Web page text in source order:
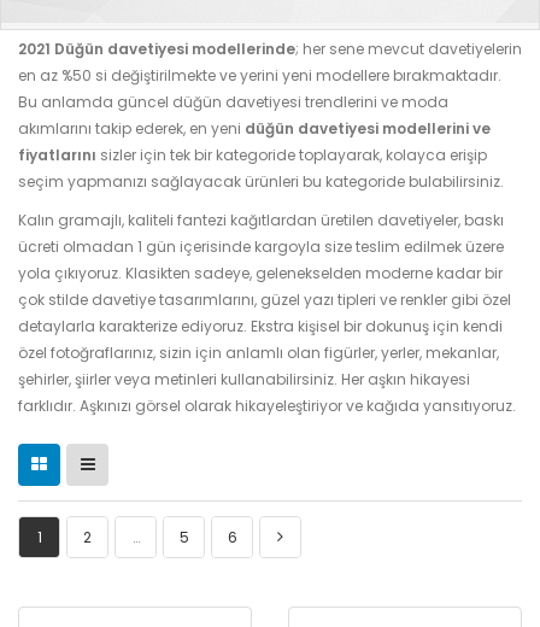
2021 Düğün davetiyesi modellerinde; her sene mevcut davetiyelerin
en az %50 si değiştirilmekte ve yerini yeni modellere bırakmaktadır.
Bu anlamda güncel düğün davetiyesi trendlerini ve moda
akımlarını takip ederek, en yeni düğün davetiyesi modellerini ve
fiyatlarını sizler için tek bir kategoride toplayarak, kolayca erişip
seçim yapmanızı sağlayacak ürünleri bu kategoride bulabilirsiniz.
Kalın gramajlı, kaliteli fantezi kağıtlardan üretilen davetiyeler, baskı
ücreti olmadan 1 gün içerisinde kargoyla size teslim edilmek üzere
yola çıkıyoruz. Klasikten sadeye, gelenekselden moderne kadar bir
çok stilde davetiye tasarımlarını, güzel yazı tipleri ve renkler gibi özel
detaylarla karakterize ediyoruz. Ekstra kişisel bir dokunuş için kendi
özel fotoğraflarınız, sizin için anlamlı olan figürler, yerler, mekanlar,
şehirler, şiirler veya metinleri kullanabilirsiniz. Her aşkın hikayesi
farklıdır. Aşkınızı görsel olarak hikayeleştiriyor ve kağıda yansıtıyoruz.
1 2 … 5 6